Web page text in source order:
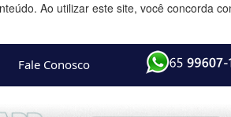
Ao utilizar este site, você concorda
Fale Conosco